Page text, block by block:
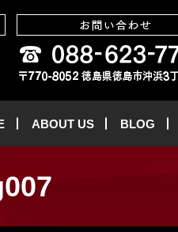
ABOUT US BLOG